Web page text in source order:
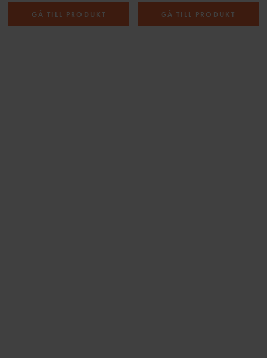
GÅ TILL PRODUKT GÅ TILL PRODUKT